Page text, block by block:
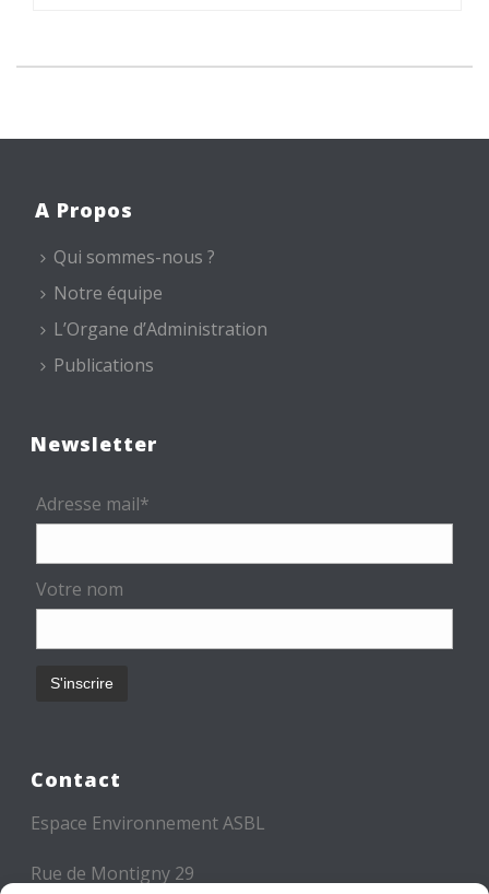
A Propos
Qui sommes-nous ?
Notre équipe
L’Organe d’Administration
Publications
Newsletter
Adresse mail*
Votre nom
Contact
Espace Environnement ASBL
Rue de Montigny 29